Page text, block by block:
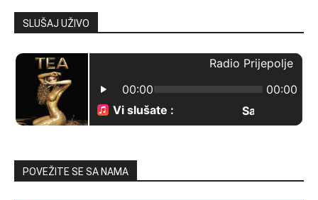
SLUŠAJ UŽIVO
POVEŽITE SE SA NAMA